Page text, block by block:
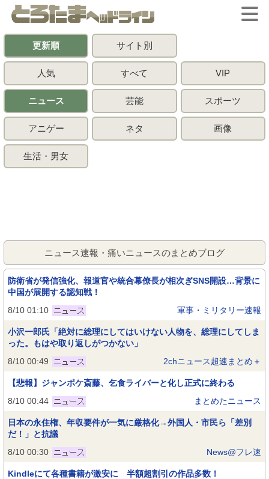
更新順 サイト別
人気 すべて VIP
ニュース 芸能 スポーツ
アニゲー ネタ 画像
生活・男女
ニュース速報・痛いニュースのまとめブログ
防衛省が発信強化、報道官や統合幕僚長が相次ぎSNS開設…背景に
中国が展開する認知戦！
8/10 01:10
軍事・ミリタリー速報
小沢一郎氏「絶対に総理にしてはいけない人物を、総理にしてしま
った。もはや取り返しがつかない」
8/10 00:49
2chニュース超速まとめ＋
【悲報】ジャンポケ斎藤、乞食ライバーと化し正式に終わる
8/10 00:44
まとめたニュース
日本の永住権、年収要件が一気に厳格化→外国人・市民ら「差別
だ！」と抗議
8/10 00:30
News@フレ速
Kindleにて各種書籍が激安に 半額超割引の作品多数！